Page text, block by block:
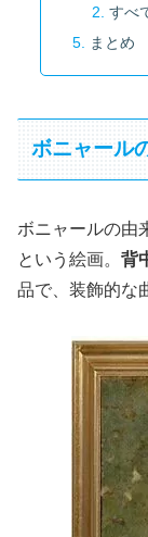
すべ
まとめ
ボニャール
ボニャールの由
という絵画。 背
品で、装飾的な